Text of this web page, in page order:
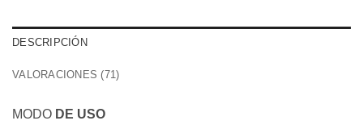
DESCRIPCIÓN
VALORACIONES (71)
MODO DE USO